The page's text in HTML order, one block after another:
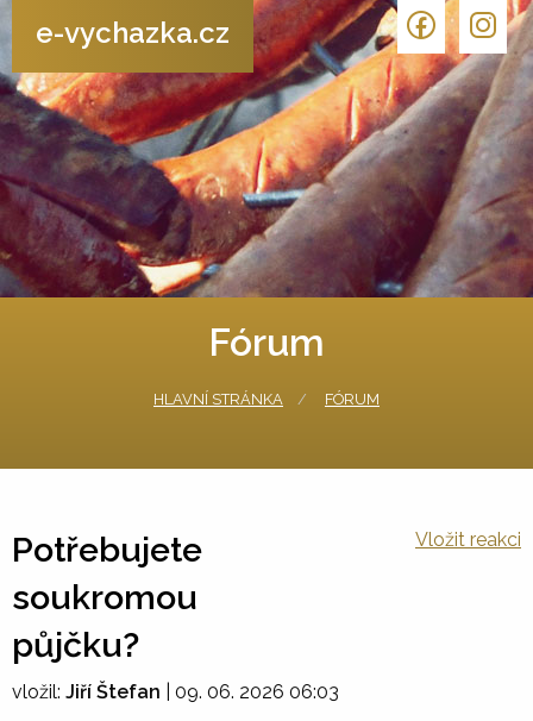
e-vychazka.cz
Fórum
HLAVNÍ STRÁNKA FÓRUM
Potřebujete
soukromou
půjčku?
Vložit reakci
vložil: Jiří Štefan 09. 06. 2026 06:03